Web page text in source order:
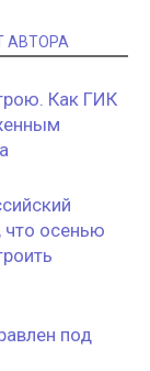
АВТОРА
Как ГИК
что осенью
под